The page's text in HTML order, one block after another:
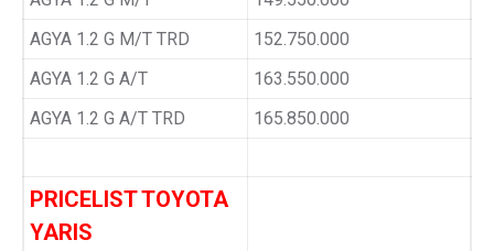
AGYA 1.2 G M/T TRD
152.750.000
AGYA 1.2 G A/T
163.550.000
AGYA 1.2 G A/T TRD
165.850.000
PRICELIST TOYOTA
YARIS